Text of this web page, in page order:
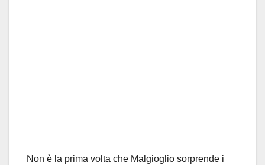
Non è la prima volta che Malgioglio sorprende i